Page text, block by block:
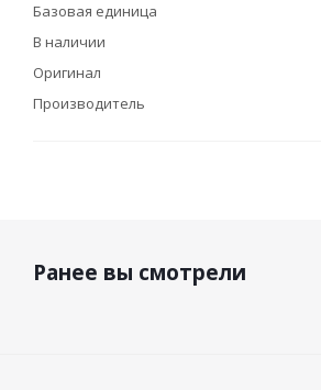
Базовая единица
В наличии
Оригинал
Производитель
Ранее вы смотрели